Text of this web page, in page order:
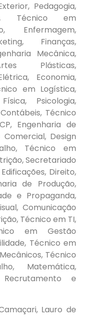
Pedagogia,
Técnico em
Enfermagem,
Finanças,
Mecânica,
Plásticas,
Economia,
em Logística,
Psicologia,
Técnico
Engenharia de
Comercial, Design
Técnico em
Secretariado
Direito,
de Produção,
e Propaganda,
Comunicação
Técnico em TI,
em Gestão
Técnico em
Técnico
Matemática,
e
Lauro de